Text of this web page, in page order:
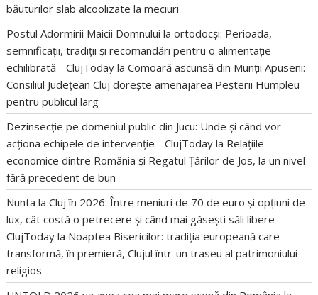
băuturilor slab alcoolizate la meciuri
Postul Adormirii Maicii Domnului la ortodocși: Perioada,
semnificații, tradiții și recomandări pentru o alimentație
echilibrată - ClujToday laComoară ascunsă din Munții Apuseni:
Consiliul Județean Cluj dorește amenajarea Peșterii Humpleu
pentru publicul larg
Dezinsecție pe domeniul public din Jucu: Unde și când vor
acționa echipele de intervenție - ClujToday la Relațiile
economice dintre România și Regatul Țărilor de Jos, la un nivel
fără precedent de bun
Nunta la Cluj în 2026: Între meniuri de 70 de euro și opțiuni de
lux, cât costă o petrecere și când mai găsești săli libere -
ClujToday la Noaptea Bisericilor: tradiția europeană care
transformă, în premieră, Clujul într-un traseu al patrimoniului
religios